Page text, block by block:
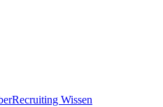
Recruiting Wissen